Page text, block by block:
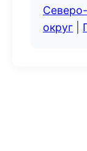
округ